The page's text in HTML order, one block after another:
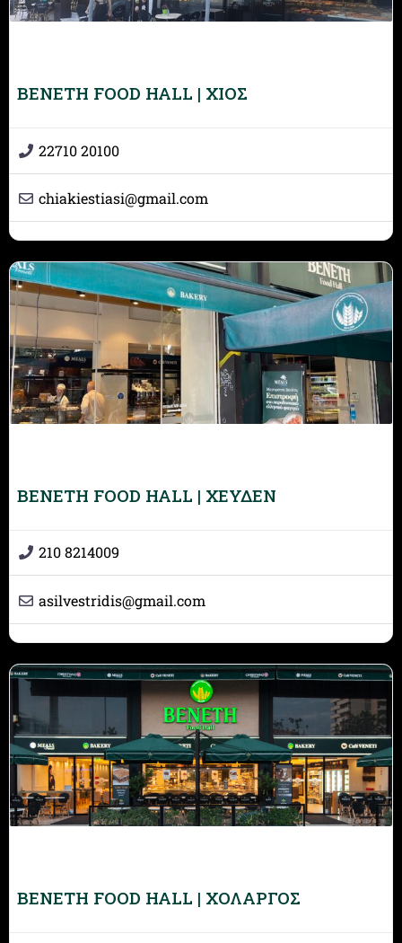
BENETH FOOD HALL | ΧΙΟΣ
22710 20100
chiakiestiasi@gmail.com
BENETH FOOD HALL | ΧΕΥΔΕΝ
210 8214009
asilvestridis@gmail.com
BENETH FOOD HALL | ΧΟΛΑΡΓΟΣ